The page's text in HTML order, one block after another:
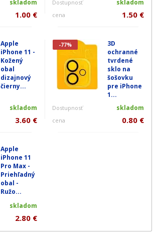
skladom
1.00 €
Dostupnosť skladom
cena 1.50 €
Apple
iPhone 11 -
Kožený
obal
dizajnový
čierny...
skladom
3.60 €
-77%
3D
ochranné
tvrdené
sklo na
šošovku
pre iPhone
1...
Dostupnosť skladom
cena 0.80 €
Apple
iPhone 11
Pro Max -
Priehľadný
obal -
Ružo...
skladom
2.80 €